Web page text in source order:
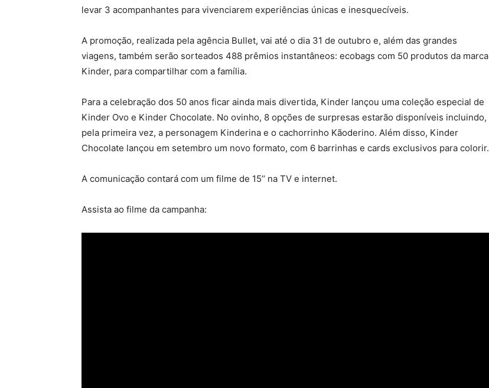
levar 3 acompanhantes para vivenciarem experiências únicas e inesquecíveis.
A promoção, realizada pela agência Bullet, vai até o dia 31 de outubro e, além das grandes
viagens, também serão sorteados 488 prêmios instantâneos: ecobags com 50 produtos da marca
Kinder, para compartilhar com a família.
Para a celebração dos 50 anos ficar ainda mais divertida, Kinder lançou uma coleção especial de
Kinder Ovo e Kinder Chocolate. No ovinho, 8 opções de surpresas estarão disponíveis incluindo,
pela primeira vez, a personagem Kinderina e o cachorrinho Kãoderino. Além disso, Kinder
Chocolate lançou em setembro um novo formato, com 6 barrinhas e cards exclusivos para colorir.
A comunicação contará com um filme de 15’’ na TV e internet.
Assista ao filme da campanha: